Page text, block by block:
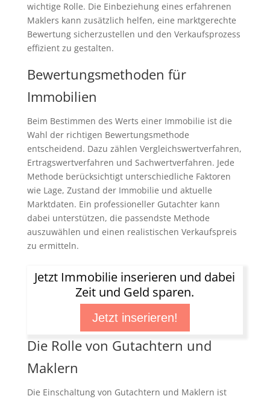
wichtige Rolle. Die Einbeziehung eines erfahrenen
Maklers kann zusätzlich helfen, eine marktgerechte
Bewertung sicherzustellen und den Verkaufsprozess
effizient zu gestalten.
Bewertungsmethoden für
Immobilien
Beim Bestimmen des Werts einer Immobilie ist die
Wahl der richtigen Bewertungsmethode
entscheidend. Dazu zählen Vergleichswertverfahren,
Ertragswertverfahren und Sachwertverfahren. Jede
Methode berücksichtigt unterschiedliche Faktoren
wie Lage, Zustand der Immobilie und aktuelle
Marktdaten. Ein professioneller Gutachter kann
dabei unterstützen, die passendste Methode
auszuwählen und einen realistischen Verkaufspreis
zu ermitteln.
Jetzt Immobilie inserieren und dabei
Zeit und Geld sparen.
Jetzt inserieren!
Die Rolle von Gutachtern und
Maklern
Die Einschaltung von Gutachtern und Maklern ist